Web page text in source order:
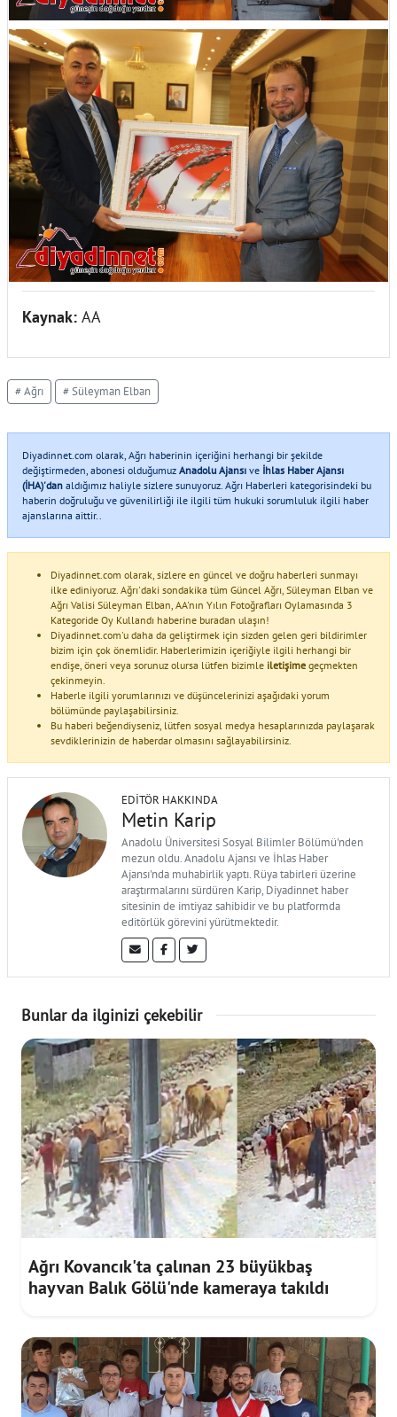
Kaynak: AA
# Ağrı # Süleyman Elban
Diyadinnet.com olarak, Ağrı haberinin içeriğini herhangi bir şekilde
değiştirmeden, abonesi olduğumuz Anadolu Ajansı ve İhlas Haber Ajansı
(İHA)'dan aldığımız haliyle sizlere sunuyoruz. Ağrı Haberleri kategorisindeki bu
haberin doğruluğu ve güvenilirliği ile ilgili tüm hukuki sorumluluk ilgili haber
ajanslarına aittir..
Diyadinnet.com olarak, sizlere en güncel ve doğru haberleri sunmayı
ilke ediniyoruz. Ağrı'daki sondakika tüm Güncel Ağrı, Süleyman Elban ve
Ağrı Valisi Süleyman Elban, AA'nın Yılın Fotoğrafları Oylamasında 3
Kategoride Oy Kullandı haberine buradan ulaşın!
Diyadinnet.com'u daha da geliştirmek için sizden gelen geri bildirimler
bizim için çok önemlidir. Haberlerimizin içeriğiyle ilgili herhangi bir
endişe, öneri veya sorunuz olursa lütfen bizimle iletişime geçmekten
çekinmeyin.
Haberle ilgili yorumlarınızı ve düşüncelerinizi aşağıdaki yorum
bölümünde paylaşabilirsiniz.
Bu haberi beğendiyseniz, lütfen sosyal medya hesaplarınızda paylaşarak
sevdiklerinizin de haberdar olmasını sağlayabilirsiniz.
EDITÖR HAKKINDA
Metin Karip
Anadolu Üniversitesi Sosyal Bilimler Bölümü'nden
mezun oldu. Anadolu Ajansı ve İhlas Haber
Ajansı'nda muhabirlik yaptı. Rüya tabirleri üzerine
araştırmalarını sürdüren Karip, Diyadinnet haber
sitesinin de imtiyaz sahibidir ve bu platformda
editörlük görevini yürütmektedir.
Bunlar da ilginizi çekebilir
Ağrı Kovancık'ta çalınan 23 büyükbaş
hayvan Balık Gölü'nde kameraya takıldı